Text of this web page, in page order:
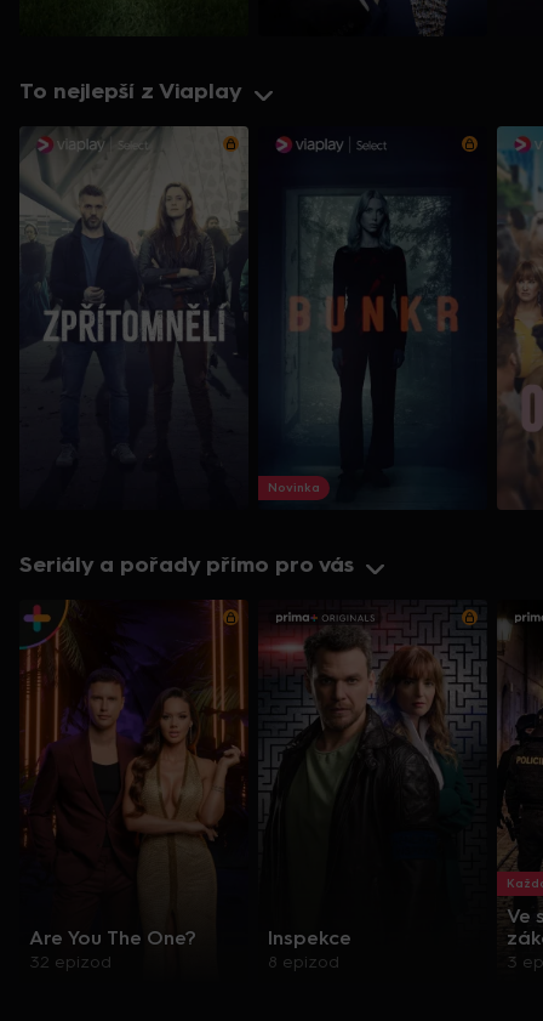
To nejlepší z Viaplay
Novinka
Seriály a pořady přímo pro vás
Are You The One?
32 epizod
Inspekce
8 epizod
Ve
3